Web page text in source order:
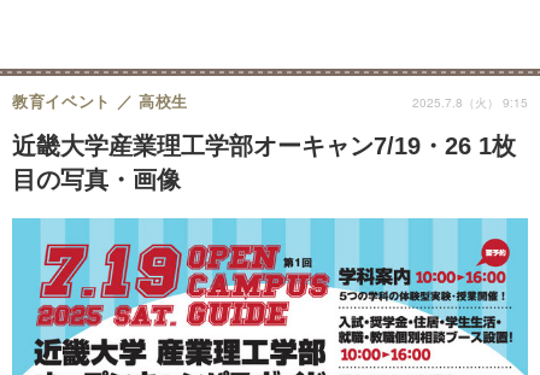
近畿大学産業理工学部オーキャン7/19・26 1枚
目の写真・画像
教育イベント 高校生 2025.7.8（火） 9:15